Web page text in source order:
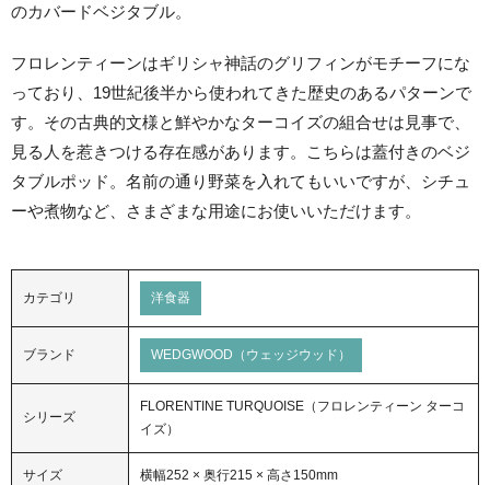
のカバードベジタブル。
フロレンティーンはギリシャ神話のグリフィンがモチーフにな
っており、19世紀後半から使われてきた歴史のあるパターンで
す。その古典的文様と鮮やかなターコイズの組合せは見事で、
見る人を惹きつける存在感があります。こちらは蓋付きのベジ
タブルポッド。名前の通り野菜を入れてもいいですが、シチュ
ーや煮物など、さまざまな用途にお使いいただけます。
カテゴリ 洋食器
ブランド WEDGWOOD（ウェッジウッド）
シリーズ
FLORENTINE TURQUOISE（フロレンティーン ターコ
イズ）
サイズ 横幅252 × 奥行215 × 高さ150mm